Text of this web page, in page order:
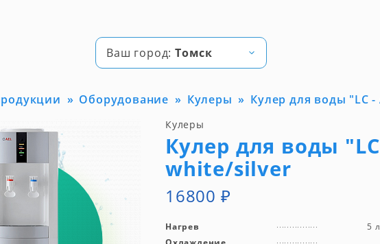
Ваш город:Томск
Оборудование Кулеры Кулер для воды "LC
Кулеры
Кулер для воды "LC
white/silver
16800 ₽
Нагрев
5